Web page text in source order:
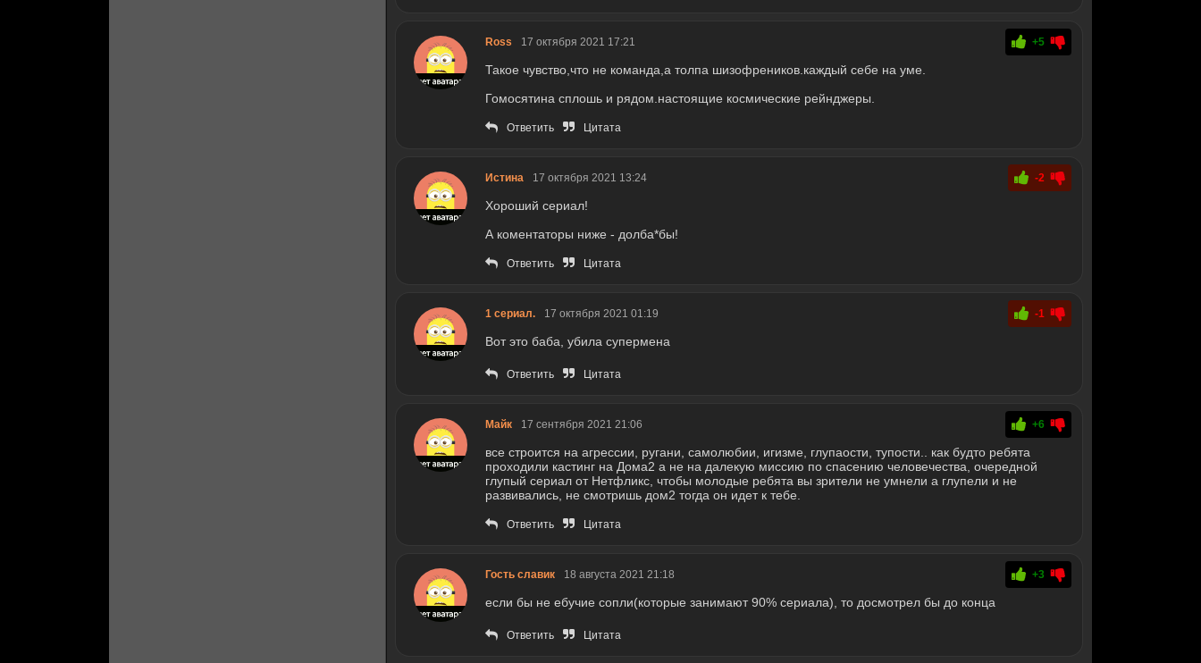
Ross 17 октября 2021 17:21 +5
Такое чувство,что не команда,а толпа шизофреников.каждый себе на уме.
Гомосятина сплошь и рядом.настоящие космические рейнджеры.
Ответить Цитата
Истина 17 октября 2021 13:24 -2
Хороший сериал!
А коментаторы ниже - долба*бы!
Ответить Цитата
1 сериал. 17 октября 2021 01:19 -1
Вот это баба, убила супермена
Ответить Цитата
Майк 17 сентября 2021 21:06 +6
все строится на агрессии, ругани, самолюбии, игизме, глупаости, тупости.. как будто ребята
проходили кастинг на Дома2 а не на далекую миссию по спасению человечества, очередной
глупый сериал от Нетфликс, чтобы молодые ребята вы зрители не умнели а глупели и не
развивались, не смотришь дом2 тогда он идет к тебе.
Ответить Цитата
Гость славик 18 августа 2021 21:18 +3
если бы не ебучие сопли(которые занимают 90% сериала), то досмотрел бы до конца
Ответить Цитата